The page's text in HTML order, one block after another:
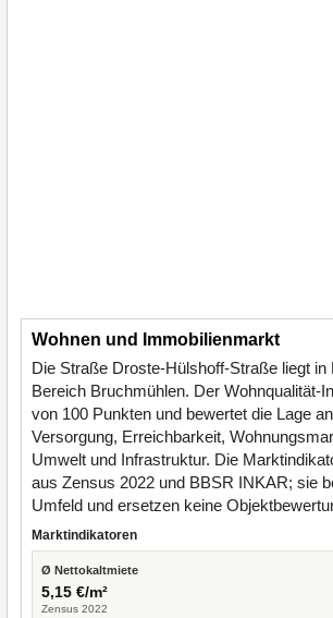
Wohnen und Immobilienmarkt
Die Straße Droste-Hülshoff-Straße liegt in
Bereich Bruchmühlen. Der Wohnqualität-
von 100 Punkten und bewertet die Lage
Versorgung, Erreichbarkeit,
Umwelt und Infrastruktur. Die
aus Zensus 2022 und BBSR INKAR; sie
Umfeld und ersetzen keine
Marktindikatoren
Ø Nettokaltmiete
5,15 €/m²
Zensus 2022